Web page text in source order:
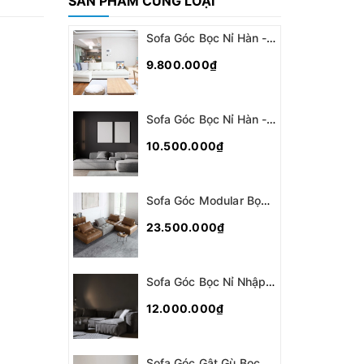
Sofa Góc Bọc Nỉ Hàn - SG079
9.800.000₫
Sofa Góc Bọc Nỉ Hàn - SG078
10.500.000₫
Sofa Góc Modular Bọc Da Ý - SG077
23.500.000₫
Sofa Góc Bọc Nỉ Nhập Khẩu - SG075
12.000.000₫